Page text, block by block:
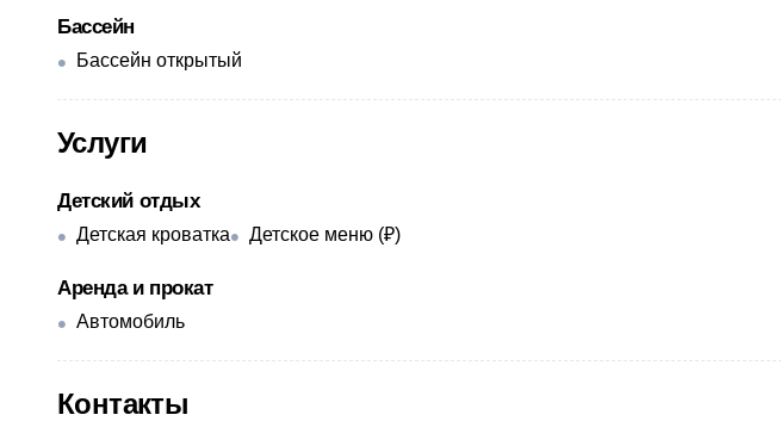
Бассейн
Бассейн открытый
Услуги
Детский отдых
Детская кроватка Детское меню (₽)
Аренда и прокат
Автомобиль
Контакты